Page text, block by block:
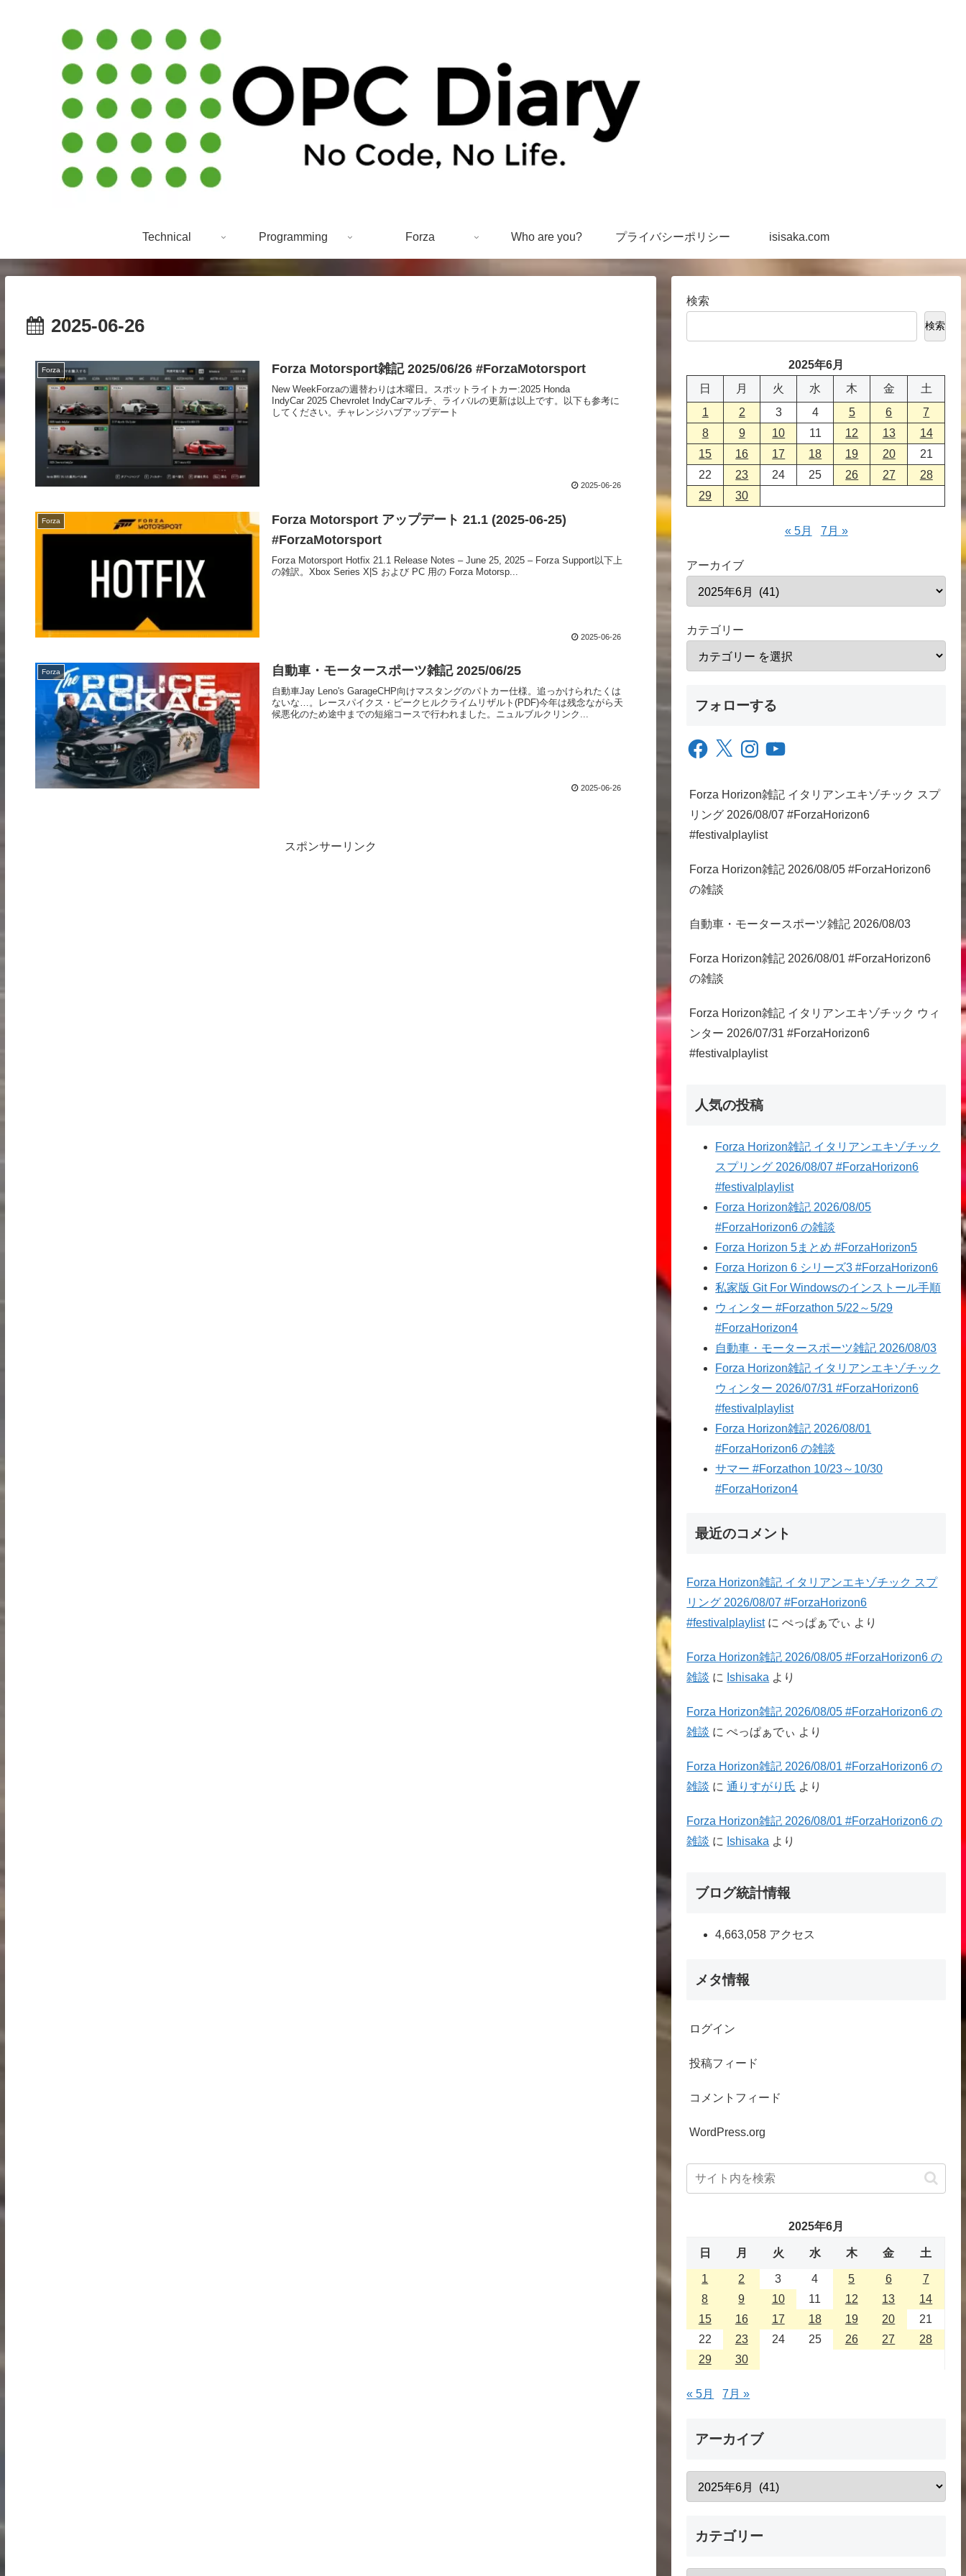
Technical Programming Forza Who are you? プライバシーポリシー isisaka.com
2025-06-26
Forza Forza Motorsport雑記 2025/06/26 #ForzaMotorsport
New WeekForzaの週替わりは木曜日。スポットライトカー:2025 Honda
IndyCar 2025 Chevrolet IndyCarマルチ、ライバルの更新は以上です。以下も参考に
してください。チャレンジハブアップデート
2025-06-26
Forza
Forza Motorsport アップデート 21.1 (2025-06-25)
#ForzaMotorsport
Forza Motorsport Hotfix 21.1 Release Notes – June 25, 2025 – Forza Support以下上
の雑訳。Xbox Series X|S および PC 用の Forza Motorsp...
2025-06-26
Forza 自動車・モータースポーツ雑記 2025/06/25
自動車Jay Leno's GarageCHP向けマスタングのパトカー仕様。追っかけられたくは
ないな…。レースパイクス・ピークヒルクライムリザルト(PDF)今年は残念ながら天
候悪化のため途中までの短縮コースで行われました。ニュルブルクリンク...
2025-06-26
スポンサーリンク
検索
検索
2025年6月
日
月 火 水 木 金
土
1
2 3 4 5 6
7
8
9 10 11 12 13
14
15
16 17 18 19 20
21
22
23 24 25 26 27
28
29
30
« 5月 7月 »
アーカイブ
カテゴリー
フォローする
Facebook
X InstagramYouTube
Forza Horizon雑記 イタリアンエキゾチック スプ
リング 2026/08/07 #ForzaHorizon6
#festivalplaylist
Forza Horizon雑記 2026/08/05 #ForzaHorizon6
の雑談
自動車・モータースポーツ雑記 2026/08/03
Forza Horizon雑記 2026/08/01 #ForzaHorizon6
の雑談
Forza Horizon雑記 イタリアンエキゾチック ウィ
ンター 2026/07/31 #ForzaHorizon6
#festivalplaylist
人気の投稿
Forza Horizon雑記 イタリアンエキゾチック
スプリング 2026/08/07 #ForzaHorizon6
#festivalplaylist
Forza Horizon雑記 2026/08/05
#ForzaHorizon6 の雑談
Forza Horizon 5まとめ #ForzaHorizon5
Forza Horizon 6 シリーズ3 #ForzaHorizon6
私家版 Git For Windowsのインストール手順
ウィンター #Forzathon 5/22～5/29
#ForzaHorizon4
自動車・モータースポーツ雑記 2026/08/03
Forza Horizon雑記 イタリアンエキゾチック
ウィンター 2026/07/31 #ForzaHorizon6
#festivalplaylist
Forza Horizon雑記 2026/08/01
#ForzaHorizon6 の雑談
サマー #Forzathon 10/23～10/30
#ForzaHorizon4
最近のコメント
Forza Horizon雑記 イタリアンエキゾチック スプ
リング 2026/08/07 #ForzaHorizon6
#festivalplaylistにぺっぱぁでぃ より
Forza Horizon雑記 2026/08/05 #ForzaHorizon6 の
雑談 に Ishisaka より
Forza Horizon雑記 2026/08/05 #ForzaHorizon6 の
雑談 にぺっぱぁでぃ より
Forza Horizon雑記 2026/08/01 #ForzaHorizon6 の
雑談 に通りすがり氏 より
Forza Horizon雑記 2026/08/01 #ForzaHorizon6 の
雑談 に Ishisaka より
ブログ統計情報
4,663,058 アクセス
メタ情報
ログイン
投稿フィード
コメントフィード
WordPress.org
2025年6月
日 月 火 水 木 金 土
1 2 3 4 5 6
7
8
9 10 11 12 13
14
15
16 17 18 19 20
21
22
23 24 25 26 27
28
29
30
« 5月 7月 »
アーカイブ
カテゴリー